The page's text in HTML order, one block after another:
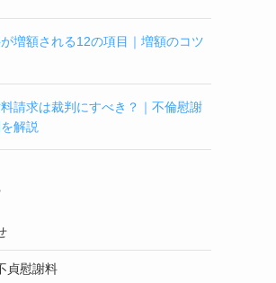
増額される12の項目｜増額のコツ
請求は裁判にすべき？｜不倫慰謝
解説
貞慰謝料